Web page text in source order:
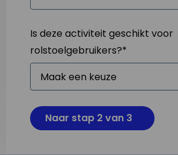
Is deze activiteit geschikt voor
rolstoelgebruikers?*